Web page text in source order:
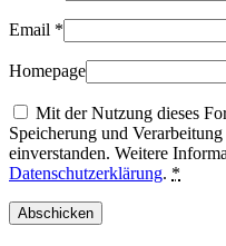
Email *
Homepage
Mit der Nutzung dieses
Speicherung und
einverstanden. Weitere
Datenschutzerklärung. *